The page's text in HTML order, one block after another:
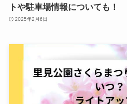
トや駐車場情報についても！
2025年2月6日